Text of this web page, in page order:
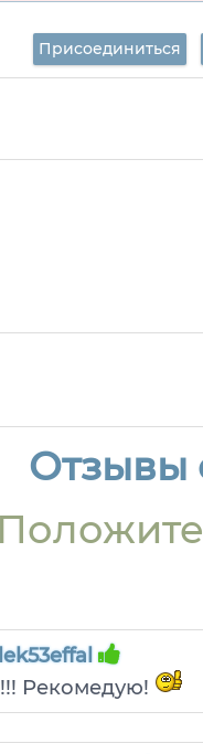
Присоединиться
Отзывы
Рекомедую!